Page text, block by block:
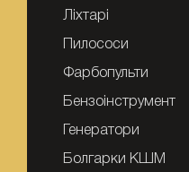
Ліхтарі
Пилососи
Фарбопульти
Бензоінструмент
Генератори
Болгарки КШМ